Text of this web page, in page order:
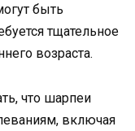
быть
тщательное
возраста.
что шарпеи
включая